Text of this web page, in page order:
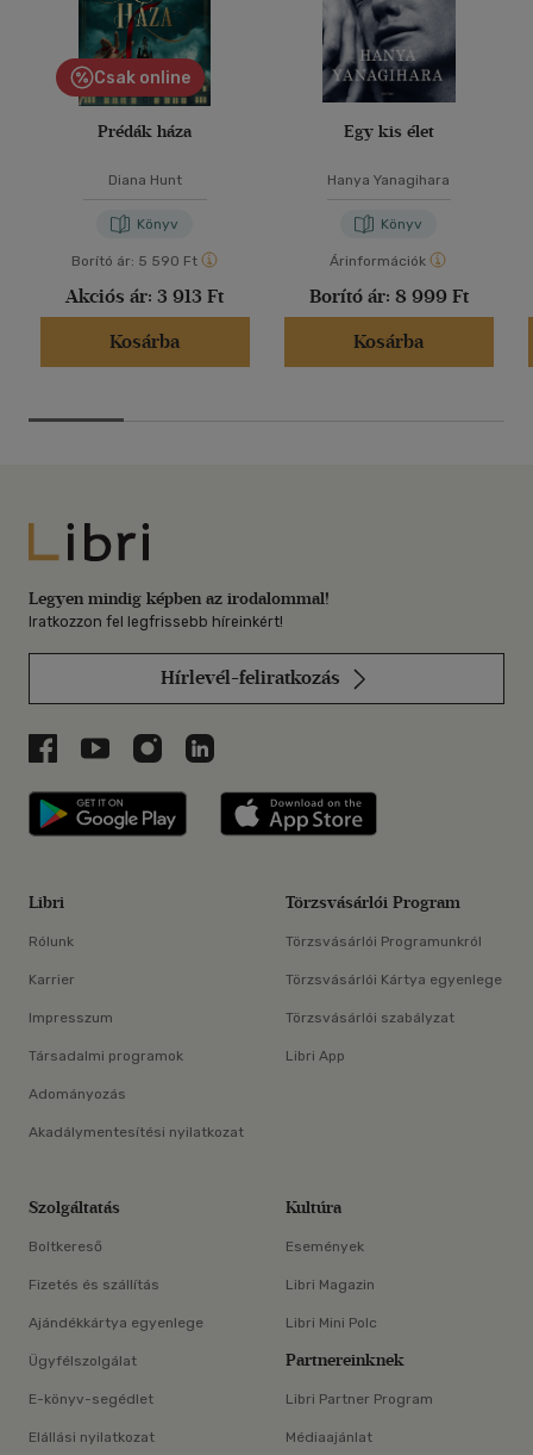
Csak online
Prédák háza
Diana Hunt
Könyv
Borító ár: 5 590 Ft
Akciós ár: 3 913 Ft
Kosárba
Egy kis élet
Hanya Yanagihara
Könyv
Árinformációk
Borító ár: 8 999 Ft
Kosárba
Libri
Legyen mindig képben az irodalommal!
Iratkozzon fel legfrissebb híreinkért!
Hírlevél-feliratkozás
Libri a Facebookon
Libri a Youtube-on
Libri az Instagramon
Libri a LinkedInen
Libri applikáció Szerezd meg: Google
Libri
Rólunk
Karrier
Impresszum
Társadalmi programok
Adományozás
Akadálymentesítési nyilatkozat
Törzsvásárlói Program
Törzsvásárlói Programunkról
Törzsvásárlói Kártya egyenlege
Törzsvásárlói szabályzat
Libri App
Szolgáltatás
Boltkereső
Fizetés és szállítás
Ajándékkártya egyenlege
Ügyfélszolgálat
E-könyv-segédlet
Elállási nyilatkozat
Kultúra
Események
Libri Magazin
Libri Mini Polc
Partnereinknek
Libri Partner Program
Médiaajánlat